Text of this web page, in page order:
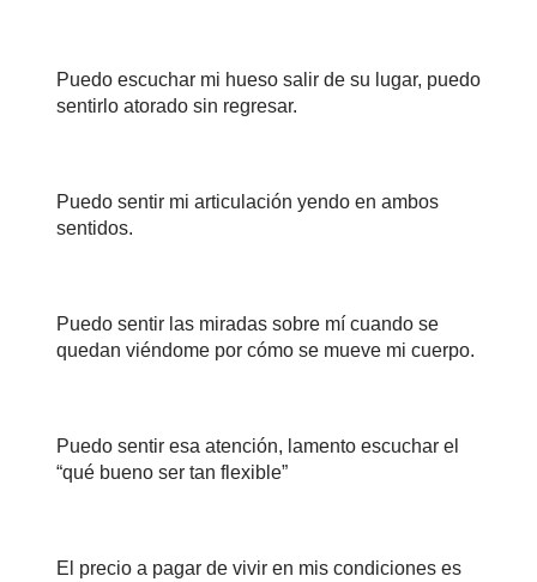
Puedo escuchar mi hueso salir de su lugar, puedo
sentirlo atorado sin regresar.
Puedo sentir mi articulación yendoen ambos
sentidos.
Puedo sentir las miradas sobre mí cuando se
quedan viéndomepor cómo se mueve mi cuerpo.
Puedo sentir esa atención, lamento escuchar el
“qué bueno ser tan flexible”
El precio a pagarde vivir en mis condicioneses